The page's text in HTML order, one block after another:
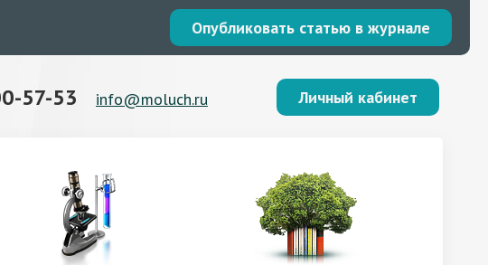
Опубликовать статью в журнале
57-53 info@moluch.ru Личный кабинет